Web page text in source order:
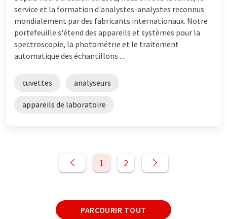
service et la formation d'analystes-analystes reconnus
mondialement par des fabricants internationaux. Notre
portefeuille s'étend des appareils et systèmes pour la
spectroscopie, la photométrie et le traitement
automatique des échantillons ...
cuvettes analyseurs
appareils de laboratoire
1 2
PARCOURIR TOUT